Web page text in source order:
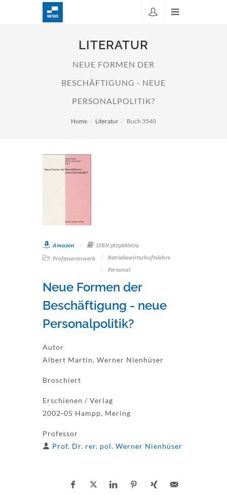
LITERATUR
NEUE FORMEN DER
BESCHÄFTIGUNG - NEUE
PERSONALPOLITIK?
Home Literatur Buch 3540
Amazon
ISBN 3879886679
Professorenwerk
Betriebswirtschaftslehre
Personal
Neue Formen der
Beschäftigung - neue
Personalpolitik?
Autor
Albert Martin, Werner Nienhüser
Broschiert
Erschienen / Verlag
2002-05 Hampp, Mering
Professor
Prof. Dr. rer. pol. Werner Nienhüser